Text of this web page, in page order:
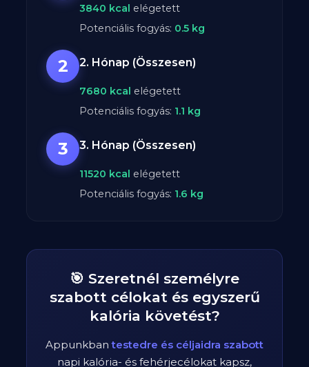
3840 kcal elégetett
Potenciális fogyás: 0.5 kg
2 2. Hónap (Összesen)
7680 kcal elégetett
Potenciális fogyás: 1.1 kg
3 3. Hónap (Összesen)
11520 kcal elégetett
Potenciális fogyás: 1.6 kg
🎯 Szeretnél személyre
szabott célokat és egyszerű
kalória követést?
Appunkbantestedre és céljaidra szabott
napi kalória- és fehérjecélokat kapsz,